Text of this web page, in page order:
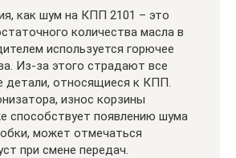
как шум на КПП 2101 – это
количества масла в
используется горючее
Из-за этого страдают все
детали, относящиеся к КПП.
износ корзины
способствует появлению шума
может отмечаться
при смене передач.